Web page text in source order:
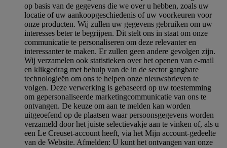
op basis van de gegevens die we over u hebben, zoals uw
locatie of uw aankoopgeschiedenis of uw voorkeuren voor
onze producten. Wij zullen uw gegevens gebruiken om uw
interesses beter te begrijpen. Dit stelt ons in staat om onze
communicatie te personaliseren om deze relevanter en
interessanter te maken. Er zullen geen andere gevolgen zijn.
Wij verzamelen ook statistieken over het openen van e-mail
en klikgedrag met behulp van de in de sector gangbare
technologieën om ons te helpen onze nieuwsbrieven te
volgen. Deze verwerking is gebaseerd op uw toestemming
om gepersonaliseerde marketingcommunicatie van ons te
ontvangen. De keuze om aan te melden kan worden
uitgeoefend op de plaatsen waar persoonsgegevens worden
verzameld door het juiste selectievakje aan te vinken of, als u
een Le Creuset-account heeft, via het Mijn account-gedeelte
van de Website. Afmelden: U kunt het ontvangen van onze